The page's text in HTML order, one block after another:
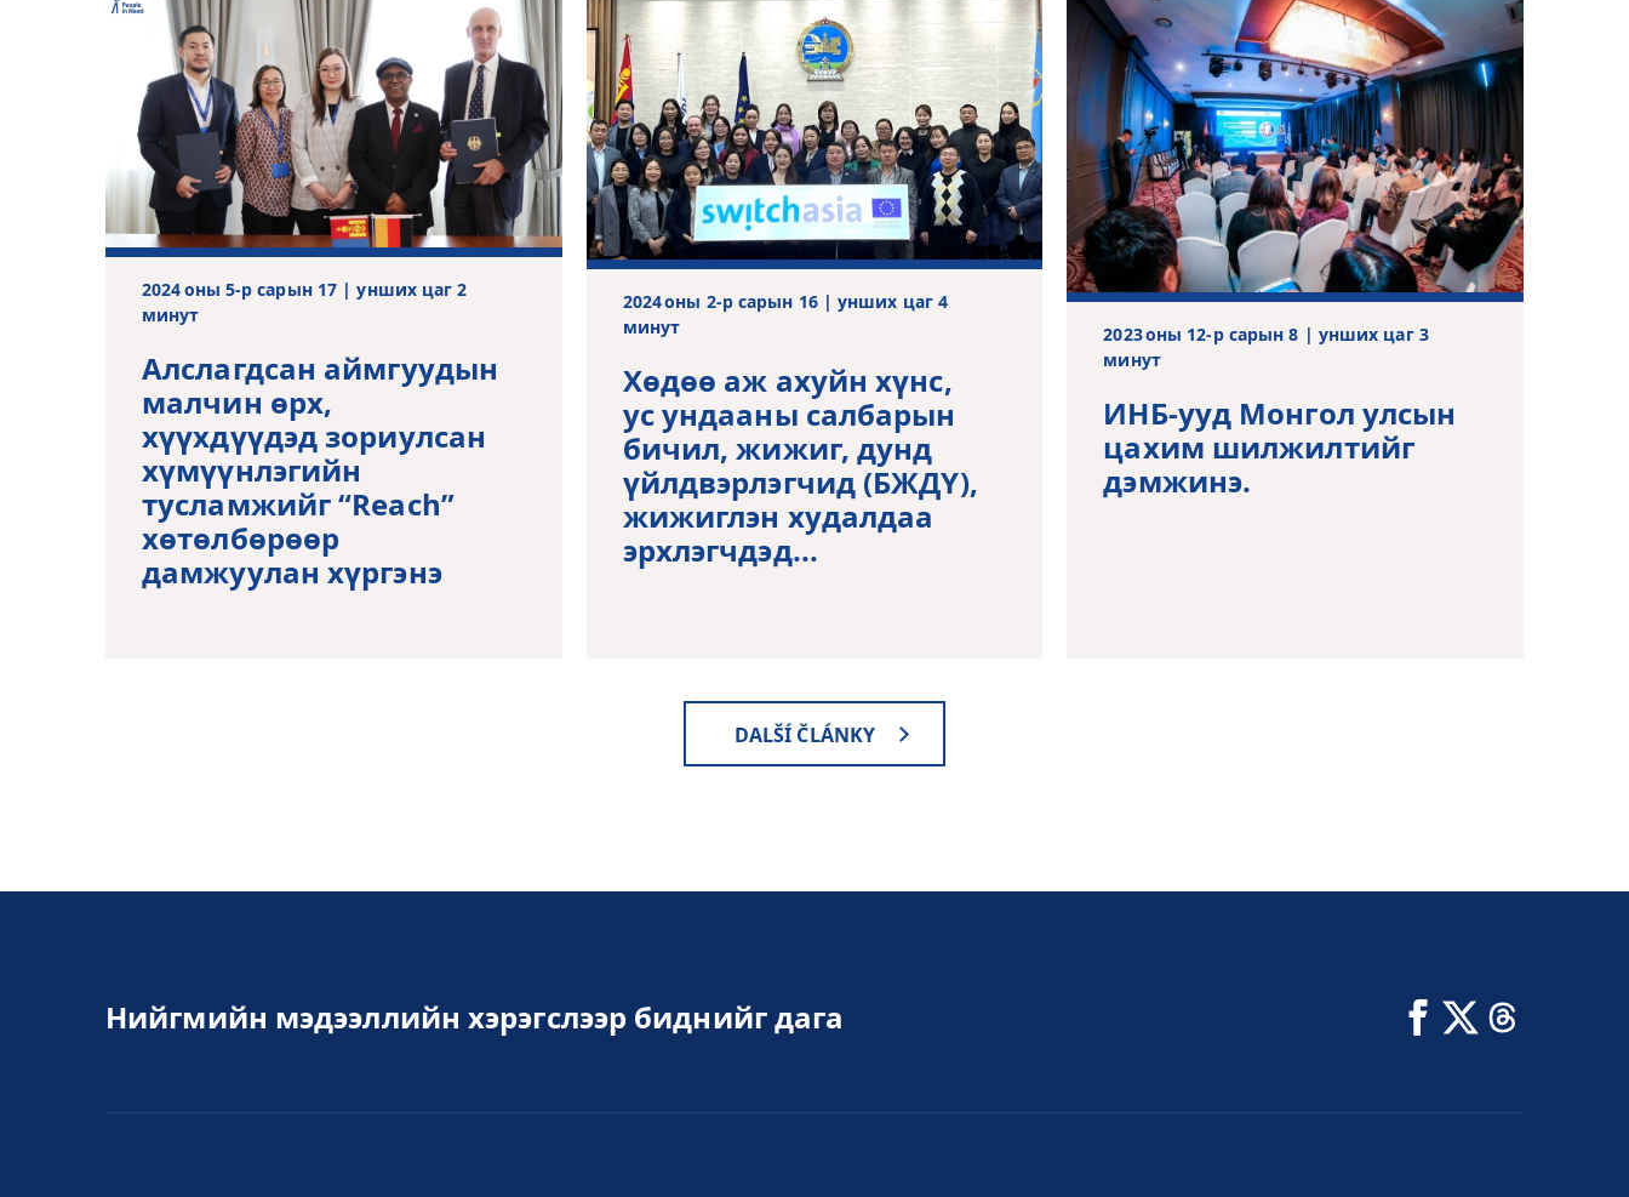
2024 оны 5-р сарын 17 | унших цаг 2
минут
Алслагдсан аймгуудын
малчин өрх,
хүүхдүүдэд зориулсан
хүмүүнлэгийн
тусламжийг “Reach”
хөтөлбөрөөр
дамжуулан хүргэнэ
2024 оны 2-р сарын 16 | унших цаг 4
минут
Хөдөө аж ахуйн хүнс,
ус ундааны салбарын
бичил, жижиг, дунд
үйлдвэрлэгчид (БЖДҮ),
жижиглэн худалдаа
эрхлэгчдэд...
2023 оны 12-р сарын 8 | унших цаг 3
минут
ИНБ-ууд Монгол улсын
цахим шилжилтийг
дэмжинэ.
DALŠÍ ČLÁNKY
Нийгмийн мэдээллийн хэрэгслээр биднийг дага